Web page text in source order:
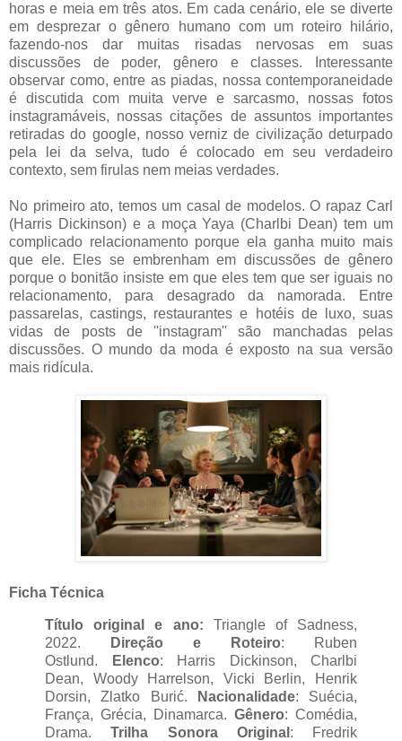
horas e meia em três atos. Em cada cenário, ele se diverte
em desprezar o gênero humano com um roteiro hilário,
fazendo-nos dar muitas risadas nervosas em suas
discussões de poder, gênero e classes. Interessante
observar como, entre as piadas, nossa contemporaneidade
é discutida com muita verve e sarcasmo, nossas fotos
instagramáveis, nossas citações de assuntos importantes
retiradas do google, nosso verniz de civilização deturpado
pela lei da selva, tudo é colocado em seu verdadeiro
contexto, sem firulas nem meias verdades.
No primeiro ato, temos um casal de modelos. O rapaz Carl
(Harris Dickinson) e a moça Yaya (Charlbi Dean) tem um
complicado relacionamento porque ela ganha muito mais
que ele. Eles se embrenham em discussões de gênero
porque o bonitão insiste em que eles tem que ser iguais no
relacionamento, para desagrado da namorada. Entre
passarelas, castings, restaurantes e hotéis de luxo, suas
vidas de posts de ''instagram'' são manchadas pelas
discussões. O mundo da moda é exposto na sua versão
mais ridícula.
Ficha Técnica
Título original e ano: Triangle of Sadness,
2022.
Direção e Roteiro: Ruben
Ostlund.
Elenco:
Harris Dickinson, Charlbi
Dean, Woody Harrelson, Vicki Berlin, Henrik
Dorsin, Zlatko Burić.
Nacionalidade: Suécia,
França, Grécia, Dinamarca. Gênero: Comédia,
Drama.Trilha Sonora Original : Fredrik